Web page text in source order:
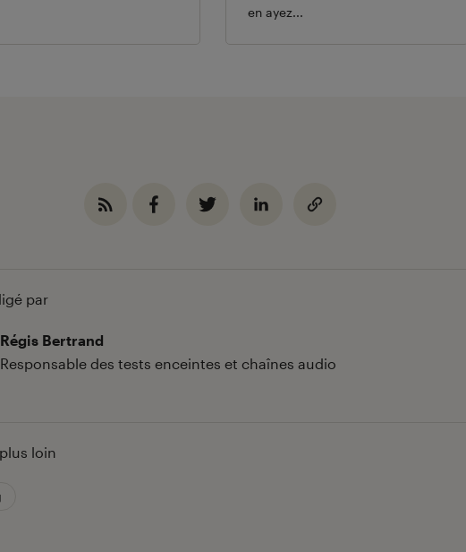
en ayez...
par
Régis Bertrand
Responsable des tests enceintes et chaînes audio
loin